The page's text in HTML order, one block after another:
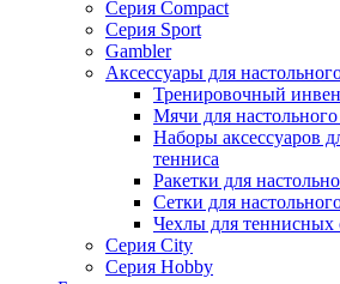
Серия Compact
Серия Sport
Gambler
Аксессуары для
Тренировочный
Мячи для настольного
Наборы аксессуаров
тенниса
Ракетки для
Сетки для
Чехлы для теннисных
Серия City
Серия Hobby